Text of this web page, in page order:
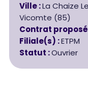
Ville :La Chaize Le
Vicomte (85)
Contrat
Filiale(s) :ETPM
Statut :Ouvrier